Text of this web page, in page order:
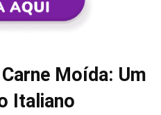
Moída: Um
Italiano